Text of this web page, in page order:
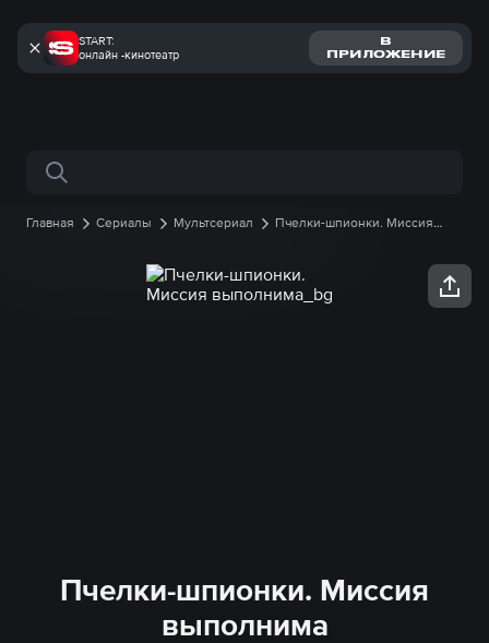
START:
онлайн -кинотеатр
В
ПРИЛОЖЕНИЕ
Поиск по сайту
Главная Сериалы Мультсериал
Пчелки-шпионки. Миссия
Пчелки-шпионки. Миссия
выполнима